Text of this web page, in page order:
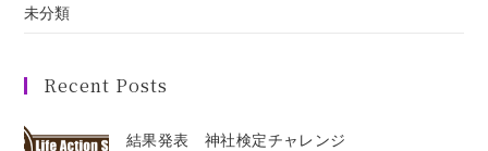
未分類
Recent Posts
結果発表 神社検定チャレンジ